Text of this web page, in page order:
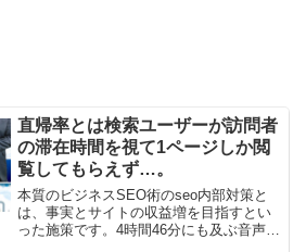
直帰率とは検索ユーザーが訪問者
の滞在時間を視て1ページしか閲
覧してもらえず…。
本質のビジネスSEO術のseo内部対策と
は、事実とサイトの収益増を目指すとい
った施策です。4時間46分にも及ぶ音声講